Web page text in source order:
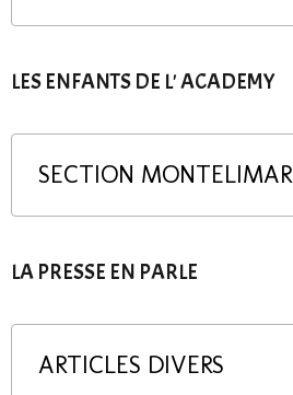
LES ENFANTS DE L' ACADEMY
SECTION MONTELIMAR
LA PRESSE EN PARLE
ARTICLES DIVERS